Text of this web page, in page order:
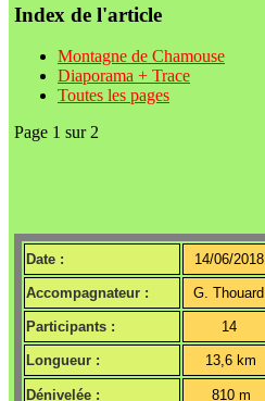
Index de l'article
Montagne de Chamouse
Diaporama + Trace
Toutes les pages
Page 1 sur 2
Date : 14/06/2018
Accompagnateur : G. Thouard
Participants : 14
Longueur : 13,6 km
Dénivelée : 810 m